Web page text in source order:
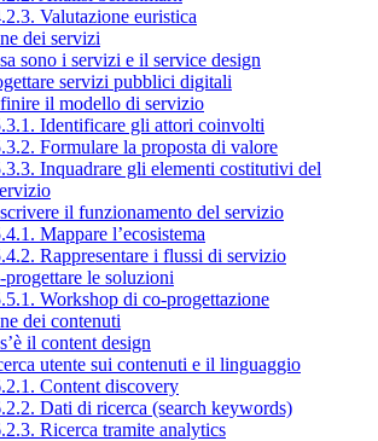
Valutazione euristica
dei servizi
sono i servizi e il service design
servizi pubblici digitali
il modello di servizio
Identificare gli attori coinvolti
Formulare la proposta di valore
Inquadrare gli elementi costitutivi del
il funzionamento del servizio
Mappare l’ecosistema
Rappresentare i flussi di servizio
progettare le soluzioni
Workshop di co-progettazione
dei contenuti
il content design
utente sui contenuti e il linguaggio
Content discovery
Dati di ricerca (search keywords)
Ricerca tramite analytics